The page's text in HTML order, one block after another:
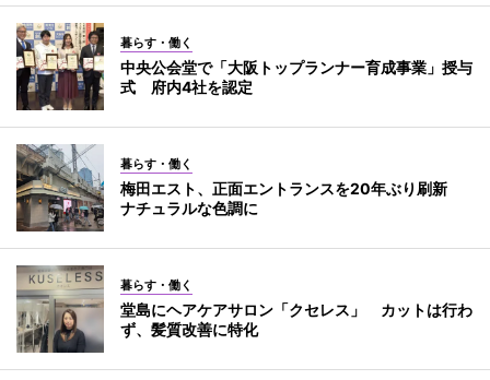
暮らす・働く
中央公会堂で「大阪トップランナー育成事業」授与
式 府内4社を認定
暮らす・働く
梅田エスト、正面エントランスを20年ぶり刷新
ナチュラルな色調に
暮らす・働く
堂島にヘアケアサロン「クセレス」 カットは行わ
ず、髪質改善に特化